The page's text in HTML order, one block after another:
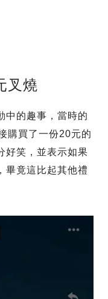
叉燒
中的趣事，當時的
購買了一份20元的
好笑，並表示如果
畢竟這比起其他禮